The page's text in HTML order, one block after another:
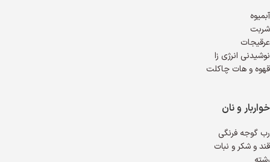
آبمیوه
شربت
عرقیجات
نوشیدنی انرژی زا
قهوه و هات چاکلت
خواربار و نان
رب گوجه فرنگی
قند و شکر و نبات